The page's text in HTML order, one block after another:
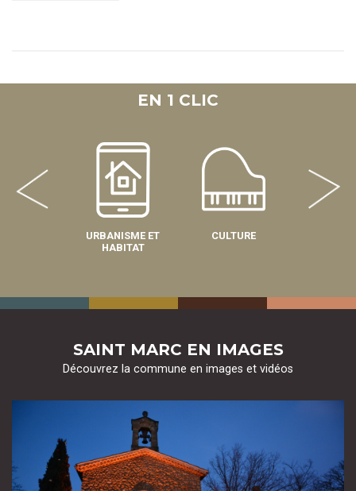
EN 1 CLIC
URBANISME ET
HABITAT
CULTURE
SAINT MARC EN IMAGES
Découvrez la commune en images et vidéos